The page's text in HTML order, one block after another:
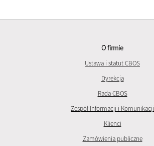
O firmie
Ustawa i statut CBOS
Dyrekcja
Rada CBOS
Zespół Informacji i Komunikacji
Klienci
Zamówienia publiczne